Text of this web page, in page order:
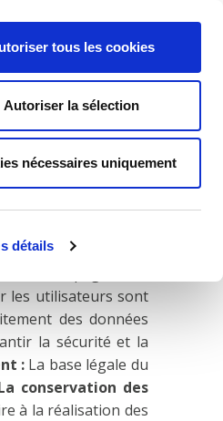
détails
tous les cookies
Autoriser la sélection
nécessaires uniquement
Recherche rapide
Les informations
les utilisateurs sont
des données
la sécurité et la
: La base légale du
conservation des
à la réalisation des